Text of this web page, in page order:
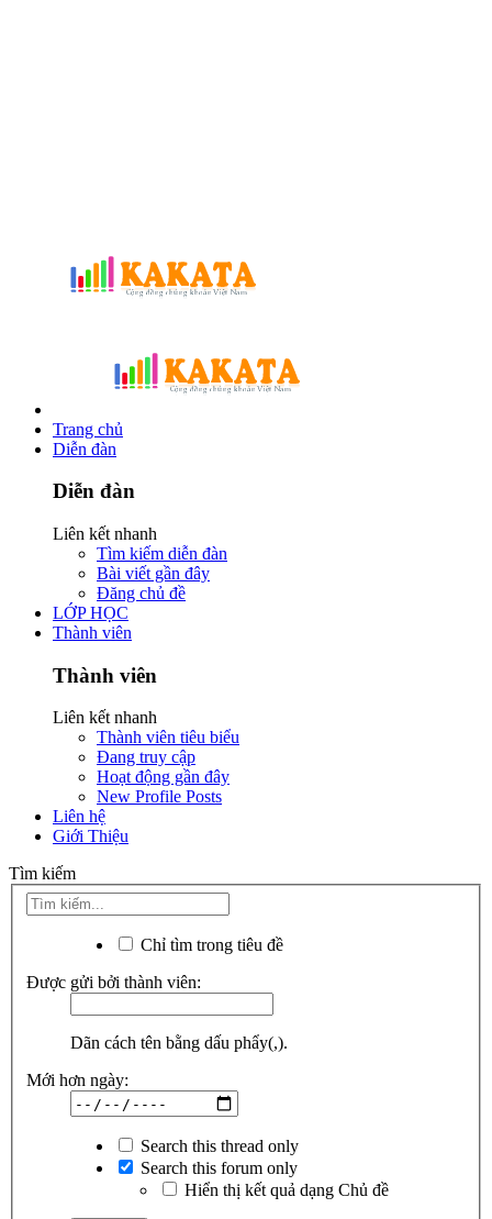
Trang chủ
Diễn đàn
Diễn đàn
Liên kết nhanh
Tìm kiếm diễn đàn
Bài viết gần đây
Đăng chủ đề
LỚP HỌC
Thành viên
Thành viên
Liên kết nhanh
Thành viên tiêu biểu
Đang truy cập
Hoạt động gần đây
New Profile Posts
Liên hệ
Giới Thiệu
Tìm kiếm
Chỉ tìm trong tiêu đề
Được gửi bởi thành viên:
Dãn cách tên bằng dấu phẩy(,).
Mới hơn ngày:
Search this thread only
Search this forum only
Hiển thị kết quả dạng Chủ đề